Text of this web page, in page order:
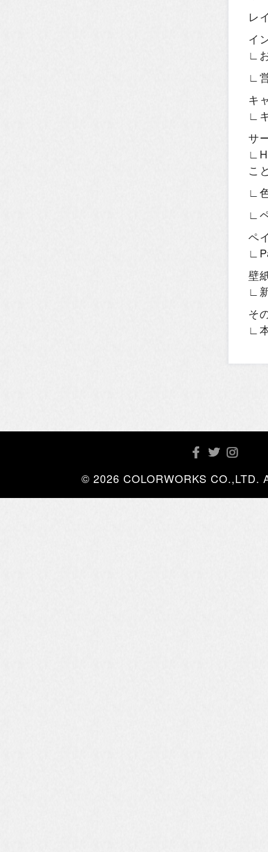
レ
イ
∟
∟
キ
∟
サ
こ
∟
∟
ペ
壁
∟
そ
∟
© 2026 COLORWORKS CO.,LTD.